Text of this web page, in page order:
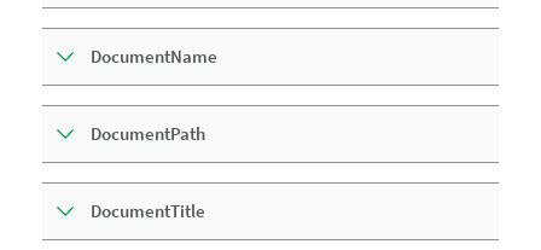
DocumentName
DocumentPath
DocumentTitle